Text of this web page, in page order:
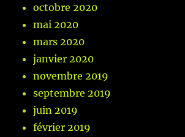
octobre 2020
mai 2020
mars 2020
janvier 2020
novembre 2019
septembre 2019
juin 2019
février 2019